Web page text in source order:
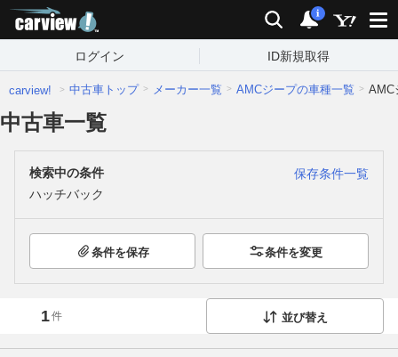
検索 通知
i
ログイン ID新規取得
carview! 中古車トップ メーカー一覧 AMCジープの車種一覧 AMC
中古車一覧
検索中の条件
保存条件一覧
ハッチバック
条件を保存 条件を変更
1件 並び替え